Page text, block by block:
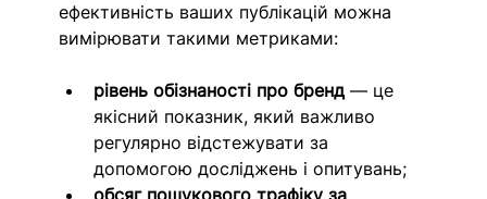
ефективність ваших публікацій можна
вимірювати такими метриками:
рівень обізнаності про бренд — це
якісний показник, який важливо
регулярно відстежувати за
допомогою досліджень і опитувань;